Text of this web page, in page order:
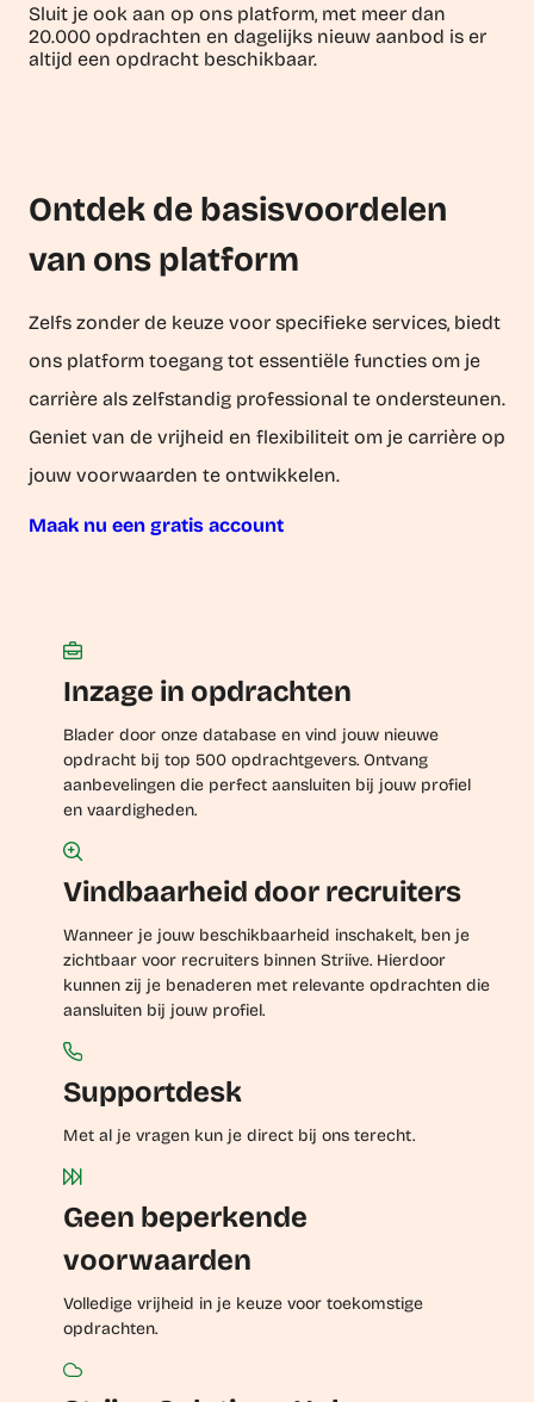
Sluit je ook aan op ons platform, met meer dan
20.000 opdrachten en dagelijks nieuw aanbod is er
altijd een opdracht beschikbaar.
Ontdek de basisvoordelen
van ons platform
Zelfs zonder de keuze voor specifieke services, biedt
ons platform toegang tot essentiële functies om je
carrière als zelfstandig professional te ondersteunen.
Geniet van de vrijheid en flexibiliteit om je carrière op
jouw voorwaarden te ontwikkelen.
Maak nu een gratis account
Inzage in opdrachten
Blader door onze database en vind jouw nieuwe
opdracht bij top 500 opdrachtgevers. Ontvang
aanbevelingen die perfect aansluiten bij jouw profiel
en vaardigheden.
Vindbaarheid door recruiters
Wanneer je jouw beschikbaarheid inschakelt, ben je
zichtbaar voor recruiters binnen Striive. Hierdoor
kunnen zij je benaderen met relevante opdrachten die
aansluiten bij jouw profiel.
Supportdesk
Met al je vragen kun je direct bij ons terecht.
Geen beperkende
voorwaarden
Volledige vrijheid in je keuze voor toekomstige
opdrachten.